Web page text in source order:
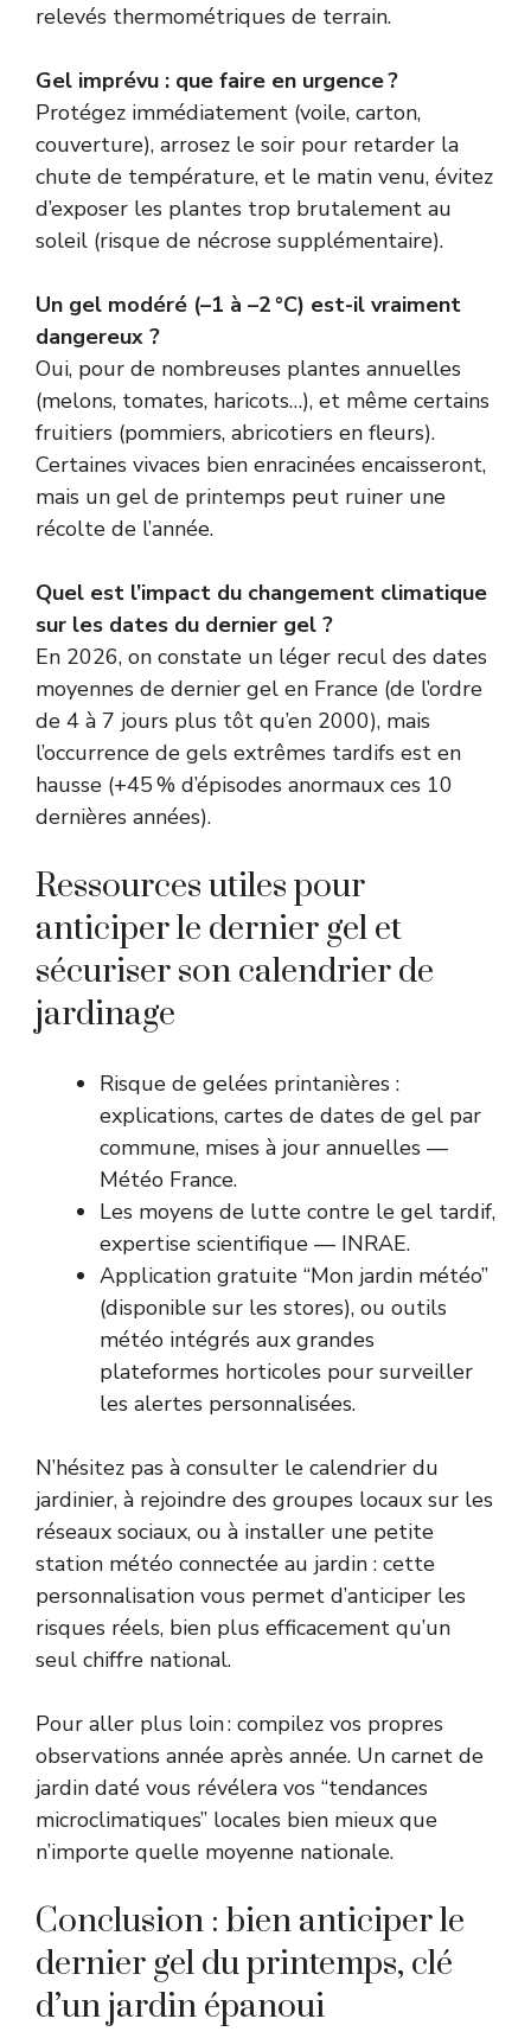
relevés thermométriques de terrain.
Gel imprévu : que faire en urgence ?
Protégez immédiatement (voile, carton,
couverture), arrosez le soir pour retarder la
chute de température, et le matin venu, évitez
d’exposer les plantes trop brutalement au
soleil (risque de nécrose supplémentaire).
Un gel modéré (–1 à –2 °C) est-il vraiment
dangereux ?
Oui, pour de nombreuses plantes annuelles
(melons, tomates, haricots…), et même certains
fruitiers (pommiers, abricotiers en fleurs).
Certaines vivaces bien enracinées encaisseront,
mais un gel de printemps peut ruiner une
récolte de l’année.
Quel est l’impact du changement climatique
sur les dates du dernier gel ?
En 2026, on constate un léger recul des dates
moyennes de dernier gel en France (de l’ordre
de 4 à 7 jours plus tôt qu’en 2000), mais
l’occurrence de gels extrêmes tardifs est en
hausse (+45 % d’épisodes anormaux ces 10
dernières années).
Ressources utiles pour
anticiper le dernier gel et
sécuriser son calendrier de
jardinage
Risque de gelées printanières :
explications, cartes de dates de gel par
commune, mises à jour annuelles —
Météo France.
Les moyens de lutte contre le gel tardif,
expertise scientifique — INRAE.
Application gratuite “Mon jardin météo”
(disponible sur les stores), ou outils
météo intégrés aux grandes
plateformes horticoles pour surveiller
les alertes personnalisées.
N’hésitez pas à consulter le calendrier du
jardinier, à rejoindre des groupes locaux sur les
réseaux sociaux, ou à installer une petite
station météo connectée au jardin : cette
personnalisation vous permet d’anticiper les
risques réels, bien plus efficacement qu’un
seul chiffre national.
Pour aller plus loin : compilez vos propres
observations année après année. Un carnet de
jardin daté vous révélera vos “tendances
microclimatiques” locales bien mieux que
n’importe quelle moyenne nationale.
Conclusion : bien anticiper le
dernier gel du printemps, clé
d’un jardin épanoui